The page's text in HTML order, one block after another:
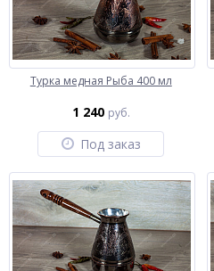
Турка медная Рыба 400 мл
1 240 руб.
Под заказ